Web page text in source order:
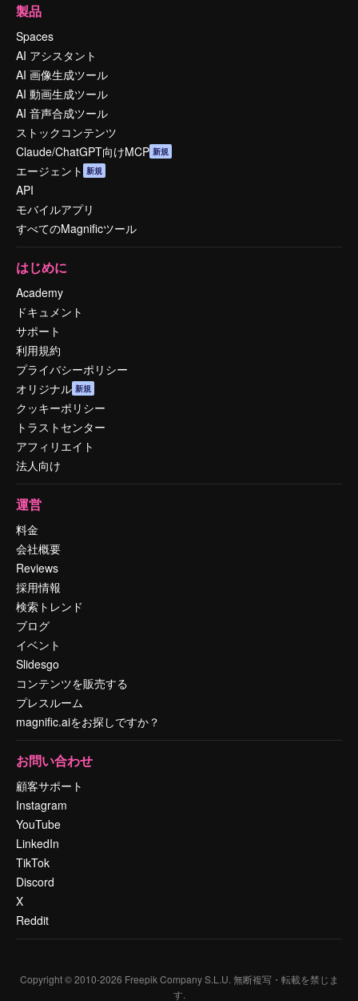
製品
Spaces
AI アシスタント
AI 画像生成ツール
AI 動画生成ツール
AI 音声合成ツール
ストックコンテンツ
Claude/ChatGPT向けMCP 新規
エージェント 新規
API
モバイルアプリ
すべてのMagnificツール
はじめに
Academy
ドキュメント
サポート
利用規約
プライバシーポリシー
オリジナル 新規
クッキーポリシー
トラストセンター
アフィリエイト
法人向け
運営
料金
会社概要
Reviews
採用情報
検索トレンド
ブログ
イベント
Slidesgo
コンテンツを販売する
プレスルーム
magnific.aiをお探しですか？
お問い合わせ
顧客サポート
Instagram
YouTube
LinkedIn
TikTok
Discord
X
Reddit
Copyright © 2010-2026 Freepik Company S.L.U. 無断複写・転載を禁じま
す.